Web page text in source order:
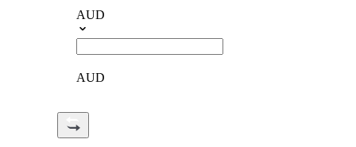
AUD
AUD